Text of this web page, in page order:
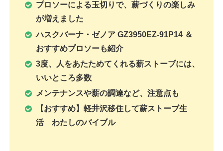
プロソーによる玉切りで、薪づくりの楽しみ
が増えました
ハスクバーナ・ゼノア GZ3950EZ-91P14 ＆
おすすめプロソーも紹介
3度、人をあたためてくれる薪ストーブには、
いいところ多数
メンテナンスや薪の調達など、注意点も
【おすすめ】軽井沢移住して薪ストーブ生
活 わたしのバイブル